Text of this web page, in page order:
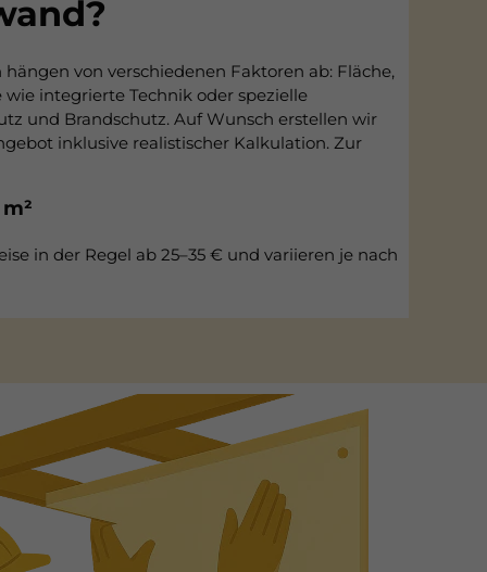
von verschiedenen Faktoren ab: Fläche,
integrierte Technik oder spezielle
und Brandschutz. Auf Wunsch erstellen wir
inklusive realistischer Kalkulation. Zur
in der Regel ab 25–35 € und variieren je nach